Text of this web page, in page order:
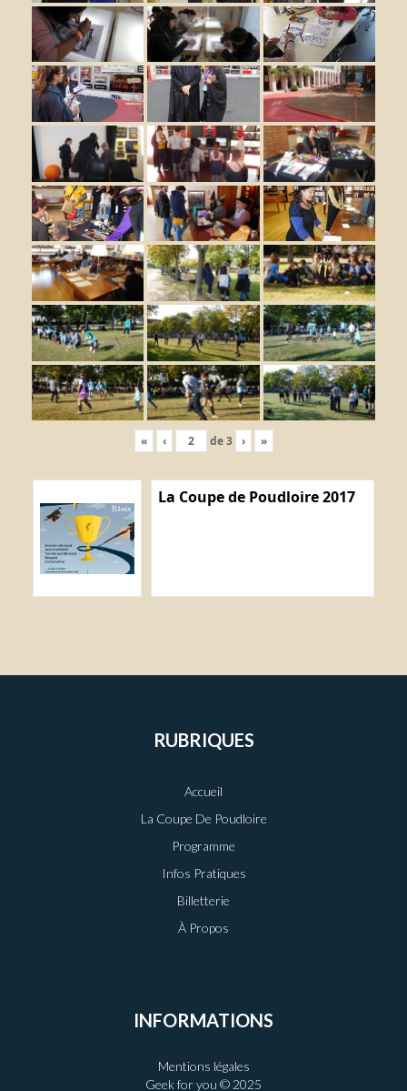
« ‹ de3 › »
La Coupe de Poudloire 2017
RUBRIQUES
Accueil
La Coupe De Poudloire
Programme
Infos Pratiques
Billetterie
À Propos
INFORMATIONS
Mentions légales
Geek for you © 2025